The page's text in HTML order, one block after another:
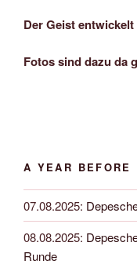
Der Geist
Fotos sind dazu da
A YEAR BEFORE
07.08.2025:
08.08.2025:
Runde